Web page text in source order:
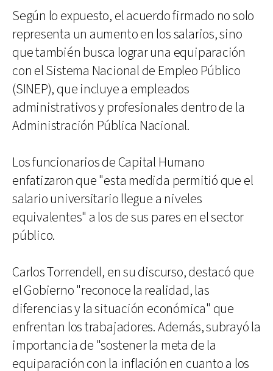
Según lo expuesto, el acuerdo firmado no solo
representa un aumento en los salarios, sino
que también busca lograr una equiparación
con el Sistema Nacional de Empleo Público
(SINEP), que incluye a empleados
administrativos y profesionales dentro de la
Administración Pública Nacional.
Los funcionarios de Capital Humano
enfatizaron que "esta medida permitió que el
salario universitario llegue a niveles
equivalentes" a los de sus pares en el sector
público.
Carlos Torrendell, en su discurso, destacó que
el Gobierno "reconoce la realidad, las
diferencias y la situación económica" que
enfrentan los trabajadores. Además, subrayó la
importancia de "sostener la meta de la
equiparación con la inflación en cuanto a los